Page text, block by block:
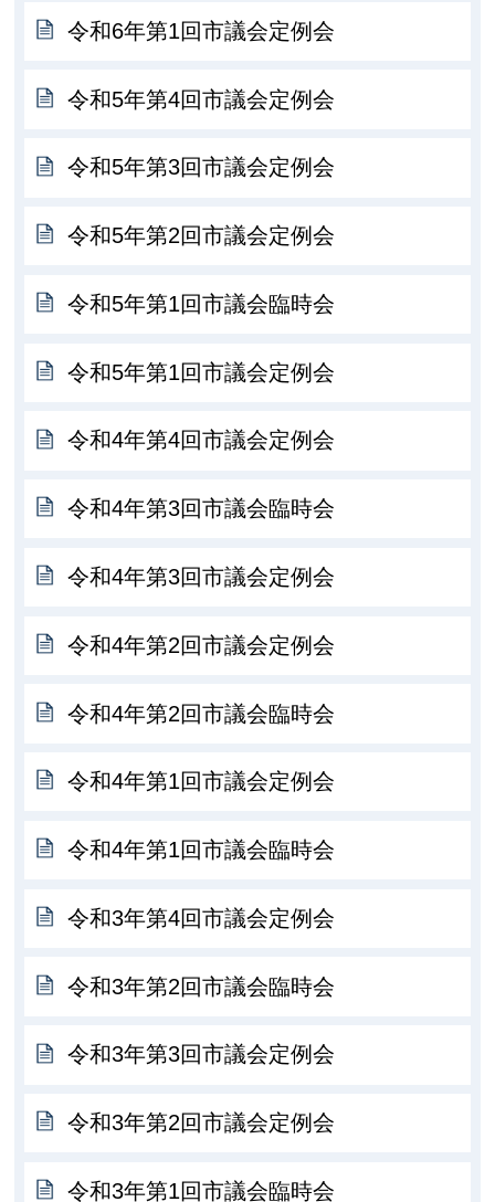
令和6年第1回市議会定例会
令和5年第4回市議会定例会
令和5年第3回市議会定例会
令和5年第2回市議会定例会
令和5年第1回市議会臨時会
令和5年第1回市議会定例会
令和4年第4回市議会定例会
令和4年第3回市議会臨時会
令和4年第3回市議会定例会
令和4年第2回市議会定例会
令和4年第2回市議会臨時会
令和4年第1回市議会定例会
令和4年第1回市議会臨時会
令和3年第4回市議会定例会
令和3年第2回市議会臨時会
令和3年第3回市議会定例会
令和3年第2回市議会定例会
令和3年第1回市議会臨時会